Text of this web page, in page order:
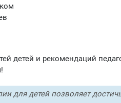
детей и рекомендаций
для детей позволяет